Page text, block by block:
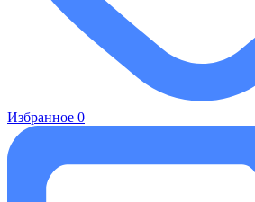
Избранное 0